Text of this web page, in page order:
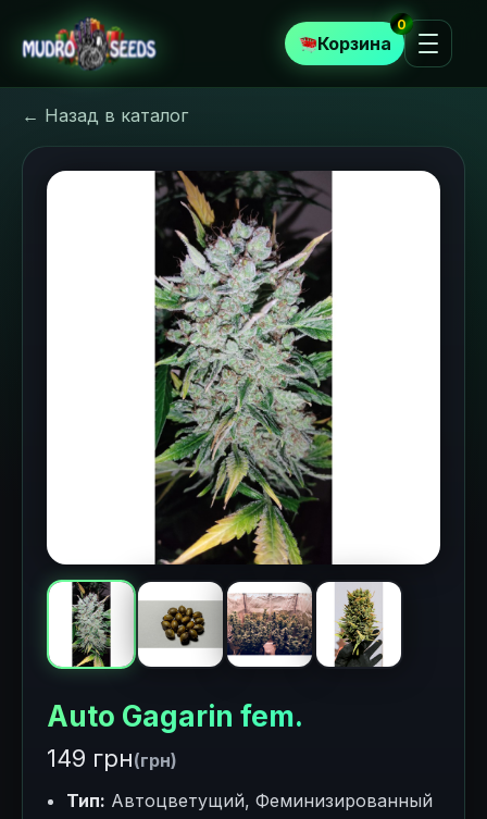
Корзина
0
← Назад в каталог
Auto Gagarin fem.
149 грн(грн)
Тип: Автоцветущий, Феминизированный